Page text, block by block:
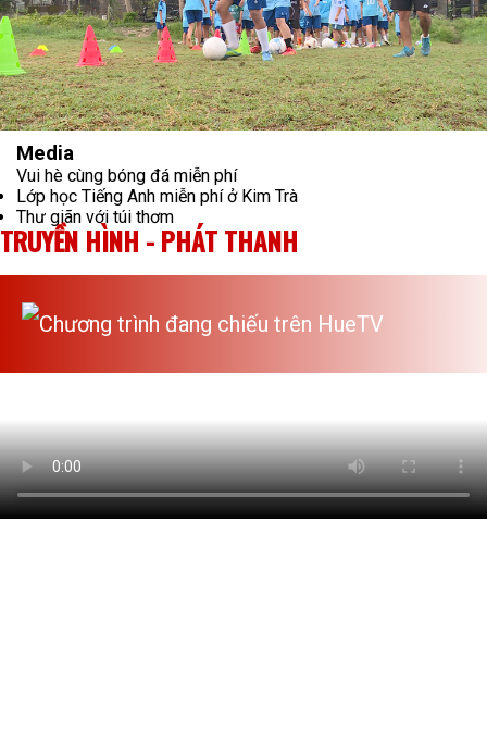
Media
Vui hè cùng bóng đá miễn phí
Lớp học Tiếng Anh miễn phí ở Kim Trà
Thư giãn với túi thơm
TRUYỀN HÌNH - PHÁT THANH
Chương trình đang chiếu trên HueTV